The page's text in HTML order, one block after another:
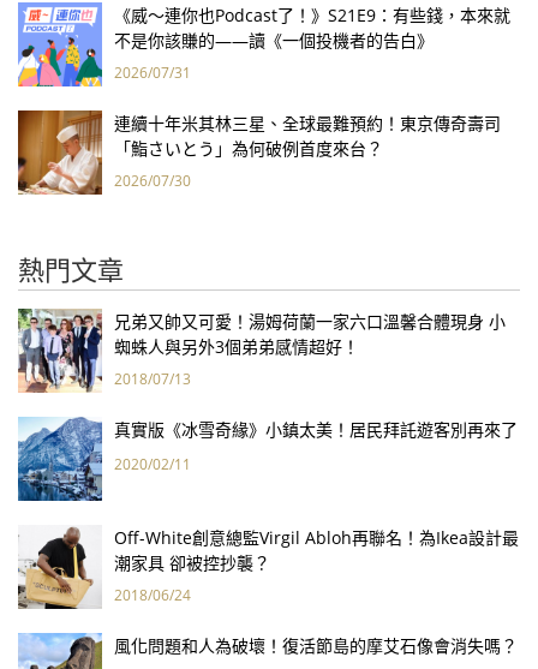
《威～連你也Podcast了！》S21E9：有些錢，本來就
不是你該賺的——讀《一個投機者的告白》
2026/07/31
連續十年米其林三星、全球最難預約！東京傳奇壽司
「鮨さいとう」為何破例首度來台？
2026/07/30
熱門文章
兄弟又帥又可愛！湯姆荷蘭一家六口溫馨合體現身 小
蜘蛛人與另外3個弟弟感情超好！
2018/07/13
真實版《冰雪奇緣》小鎮太美！居民拜託遊客別再來了
2020/02/11
Off-White創意總監Virgil Abloh再聯名！為Ikea設計最
潮家具 卻被控抄襲？
2018/06/24
風化問題和人為破壞！復活節島的摩艾石像會消失嗎？